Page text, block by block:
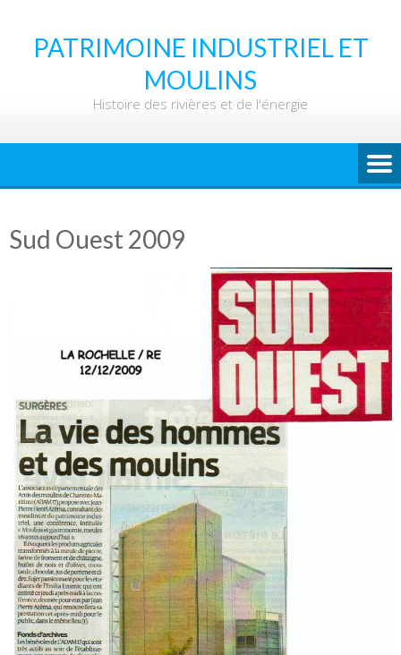
contentPATRIMOINE INDUSTRIEL ET
MOULINS
Histoire des rivières et de l'énergie
Sud Ouest 2009